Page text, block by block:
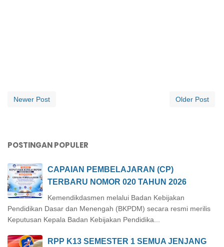
Newer Post Older Post
POSTINGAN POPULER
CAPAIAN PEMBELAJARAN (CP)
TERBARU NOMOR 020 TAHUN 2026
Kemendikdasmen melalui Badan Kebijakan
Pendidikan Dasar dan Menengah (BKPDM) secara resmi merilis
Keputusan Kepala Badan Kebijakan Pendidika...
RPP K13 SEMESTER 1 SEMUA JENJANG